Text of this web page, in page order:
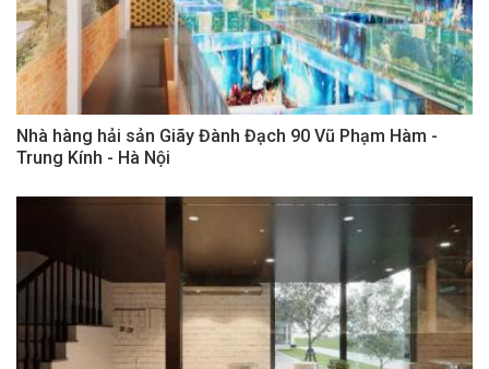
Nhà hàng hải sản Giãy Đành Đạch 90 Vũ Phạm Hàm -
Trung Kính - Hà Nội